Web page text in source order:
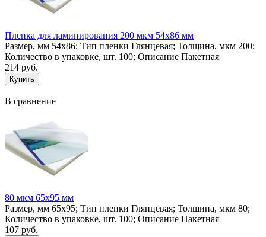
Пленка для ламинирования 200 мкм 54х86 мм
Размер, мм 54х86; Тип пленки Глянцевая; Толщина, мкм 200;
Количество в упаковке, шт. 100; Описание Пакетная
214 руб.
В сравнение
80 мкм 65х95 мм
Размер, мм 65х95; Тип пленки Глянцевая; Толщина, мкм 80;
Количество в упаковке, шт. 100; Описание Пакетная
107 руб.